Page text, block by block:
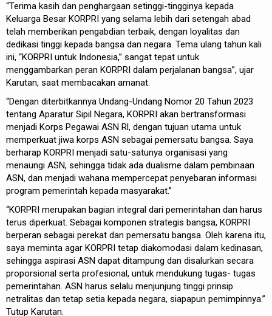
“Terima kasih dan penghargaan setinggi-tingginya kepada
Keluarga Besar KORPRI yang selama lebih dari setengah abad
telah memberikan pengabdian terbaik, dengan loyalitas dan
dedikasi tinggi kepada bangsa dan negara. Tema ulang tahun kali
ini, “KORPRI untuk Indonesia,” sangat tepat untuk
menggambarkan peran KORPRI dalam perjalanan bangsa”, ujar
Karutan, saat membacakan amanat.
“Dengan diterbitkannya Undang-Undang Nomor 20 Tahun 2023
tentang Aparatur Sipil Negara, KORPRI akan bertransformasi
menjadi Korps Pegawai ASN Rl, dengan tujuan utama untuk
memperkuat jiwa korps ASN sebagai pemersatu bangsa. Saya
berharap KORPRI menjadi satu-satunya organisasi yang
menaungi ASN, sehingga tidak ada dualisme dalam pembinaan
ASN, dan menjadi wahana mempercepat penyebaran informasi
program pemerintah kepada masyarakat.”
“KORPRI merupakan bagian integral dari pemerintahan dan harus
terus diperkuat. Sebagai komponen strategis bangsa, KORPRI
berperan sebagai perekat dan pemersatu bangsa. Oleh karena itu,
saya meminta agar KORPRI tetap diakomodasi dalam kedinasan,
sehingga aspirasi ASN dapat ditampung dan disalurkan secara
proporsional serta profesional, untuk mendukung tugas- tugas
pemerintahan. ASN harus selalu menjunjung tinggi prinsip
netralitas dan tetap setia kepada negara, siapapun pemimpinnya.”
Tutup Karutan.